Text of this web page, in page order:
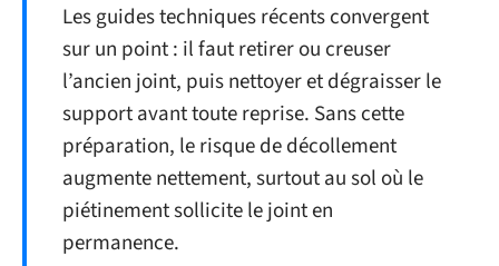
Les guides techniques récents convergent
sur un point : il faut retirer ou creuser
l’ancien joint, puis nettoyer et dégraisser le
support avant toute reprise. Sans cette
préparation, le risque de décollement
augmente nettement, surtout au sol où le
piétinement sollicite le joint en
permanence.